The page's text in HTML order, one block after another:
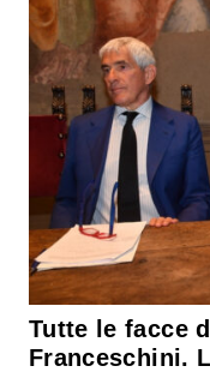
Tutte le facce
Franceschini.